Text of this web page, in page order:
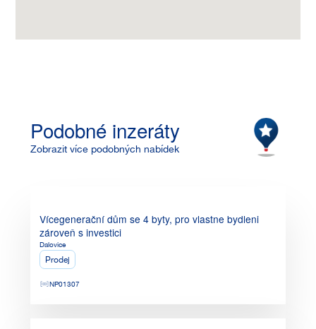
Podobné inzeráty
Zobrazit více podobných nabídek
Vícegenerační dům se 4 byty, pro vlastne bydleni
zároveň s investici
Dalovice
Prodej
NP01307